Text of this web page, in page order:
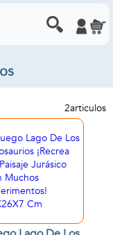
2articulos